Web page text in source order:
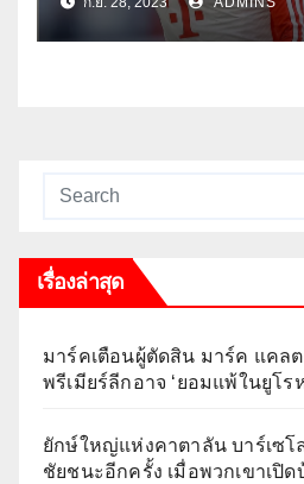
เรื่องล่าสุด
มาร์คเตือนผู้ตัดสิน มาร์ค แคล
พรีเมียร์ลีกอาจ ‘ยอมแพ้ในยูโร
ยักษ์ใหญ่แห่งคาตาลัน บาร์เซโ
ชัยชนะอีกครั้ง เมื่อพวกเขาเปิ